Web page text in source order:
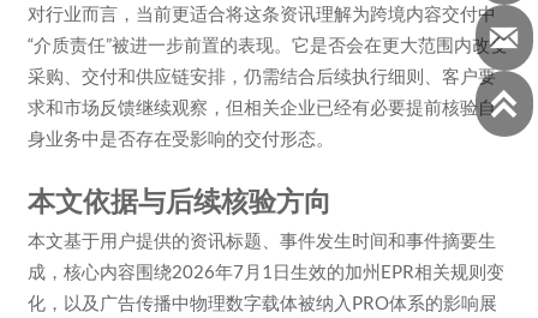
对行业而言，当前更适合将这条资讯理解为跨境内容交付中
“介质责任”被进一步前置的表现。它是否会在更大范围内改变
采购、交付和供应链安排，仍需结合后续执行细则、客户要
求和市场反馈继续观察，但相关企业已经有必要提前核验自
身业务中是否存在受影响的交付形态。
本文依据与后续核验方向
本文基于用户提供的资讯标题、事件发生时间和事件摘要生
成，核心内容围绕2026年7月1日生效的加州EPR相关规则变
化，以及广告传播中物理数字载体被纳入PRO体系的影响展

